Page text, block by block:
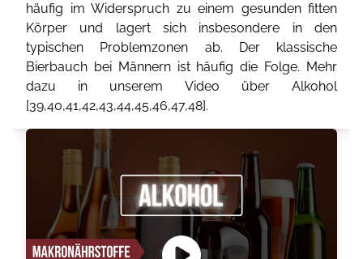
häufig im Widerspruch zu einem gesunden fitten
Körper und lagert sich insbesondere in den
typischen Problemzonen ab. Der klassische
Bierbauch bei Männern ist häufig die Folge. Mehr
dazu in unserem Video über Alkohol
[39,40,41,42,43,44,45,46,47,48].